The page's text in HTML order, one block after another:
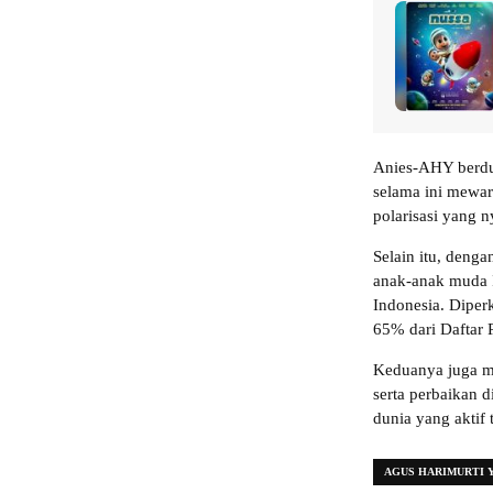
Anies-AHY
selama ini
polarisasi yang
Selain itu,
anak-anak
Indonesia.
65% dari Daftar
Keduanya juga
serta perbaikan
dunia yang aktif
AGUS HARIMURTI